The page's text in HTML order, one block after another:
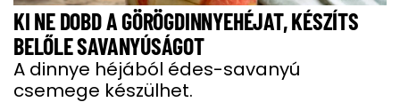
KI NE DOBD A GÖRÖGDINNYEHÉJAT, KÉSZÍTS
BELŐLE SAVANYÚSÁGOT
A dinnye héjából édes-savanyú
csemege készülhet.